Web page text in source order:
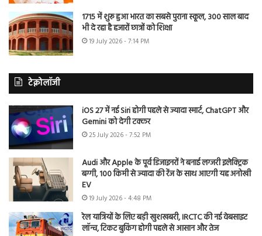
1715 में शुरू हुआ भारत का सबसे पुराना स्कूल, 300 साल बाद
भी दे रहा है हजारों छात्रों को शिक्षा
19 July 2026 - 7:14 PM
टेक्नोलॉजी
iOS 27 में नई Siri होगी पहले से ज्यादा स्मार्ट, ChatGPT और
Gemini को देगी टक्कर
25 July 2026 - 7:52 PM
Audi और Apple के पूर्व डिजाइनरों ने बनाई लग्जरी इलेक्ट्रिक
बग्गी, 100 किमी से ज्यादा की रेंज के साथ आएगी यह अनोखी
EV
19 July 2026 - 4:48 PM
रेल यात्रियों के लिए बड़ी खुशखबरी, IRCTC की नई वेबसाइट
लॉन्च, टिकट बुकिंग होगी पहले से आसान और तेज